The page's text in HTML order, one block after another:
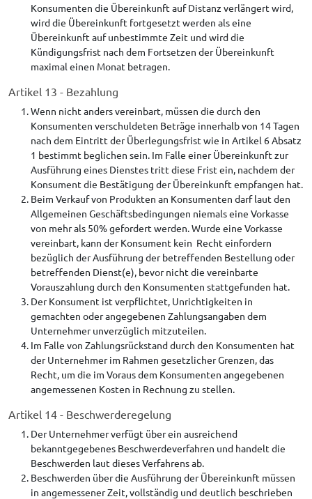
Konsumenten die Übereinkunft auf Distanz verlängert wird,
wird die Übereinkunft fortgesetzt werden als eine
Übereinkunft auf unbestimmte Zeit und wird die
Kündigungsfrist nach dem Fortsetzen der Übereinkunft
maximal einen Monat betragen.
Artikel 13 - Bezahlung
Wenn nicht anders vereinbart, müssen die durch den
Konsumenten verschuldeten Beträge innerhalb von 14 Tagen
nach dem Eintritt der Überlegungsfrist wie in Artikel 6 Absatz
1 bestimmt beglichen sein. Im Falle einer Übereinkunft zur
Ausführung eines Dienstes tritt diese Frist ein, nachdem der
Konsument die Bestätigung der Übereinkunft empfangen hat.
Beim Verkauf von Produkten an Konsumenten darf laut den
Allgemeinen Geschäftsbedingungen niemals eine Vorkasse
von mehr als 50% gefordert werden. Wurde eine Vorkasse
vereinbart, kann der Konsument kein Recht einfordern
bezüglich der Ausführung der betreffenden Bestellung oder
betreffenden Dienst(e), bevor nicht die vereinbarte
Vorauszahlung durch den Konsumenten stattgefunden hat.
Der Konsument ist verpflichtet, Unrichtigkeiten in
gemachten oder angegebenen Zahlungsangaben dem
Unternehmer unverzüglich mitzuteilen.
Im Falle von Zahlungsrückstand durch den Konsumenten hat
der Unternehmer im Rahmen gesetzlicher Grenzen, das
Recht, um die im Voraus dem Konsumenten angegebenen
angemessenen Kosten in Rechnung zu stellen.
Artikel 14 - Beschwerderegelung
Der Unternehmer verfügt über ein ausreichend
bekanntgegebenes Beschwerdeverfahren und handelt die
Beschwerden laut dieses Verfahrens ab.
Beschwerden über die Ausführung der Übereinkunft müssen
in angemessener Zeit, vollständig und deutlich beschrieben